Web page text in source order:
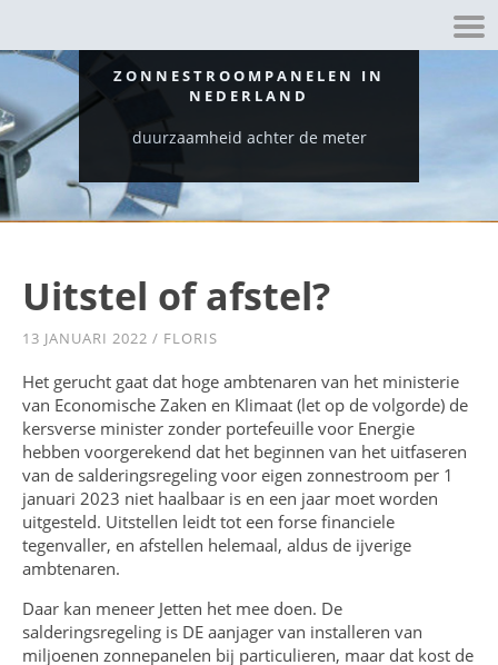
ZONNESTROOMPANELEN IN
NEDERLAND
duurzaamheid achter de meter
Uitstel of afstel?
13 JANUARI 2022 / FLORIS
Het gerucht gaat dat hoge ambtenaren van het ministerie
van Economische Zaken en Klimaat (let op de volgorde) de
kersverse minister zonder portefeuille voor Energie
hebben voorgerekend dat het beginnen van het uitfaseren
van de salderingsregeling voor eigen zonnestroom per 1
januari 2023 niet haalbaar is en een jaar moet worden
uitgesteld. Uitstellen leidt tot een forse financiele
tegenvaller, en afstellen helemaal, aldus de ijverige
ambtenaren.
Daar kan meneer Jetten het mee doen. De
salderingsregeling is DE aanjager van installeren van
miljoenen zonnepanelen bij particulieren, maar dat kost de